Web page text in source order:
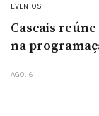
EVENTOS
Cascais
na
AGO. 6